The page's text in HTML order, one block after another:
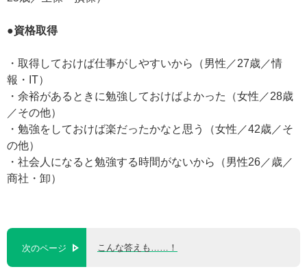
●資格取得
・取得しておけば仕事がしやすいから（男性／27歳／情
報・IT）
・余裕があるときに勉強しておけばよかった（女性／28歳
／その他）
・勉強をしておけば楽だったかなと思う（女性／42歳／そ
の他）
・社会人になると勉強する時間がないから（男性26／歳／
商社・卸）
次のページ こんな答えも……！